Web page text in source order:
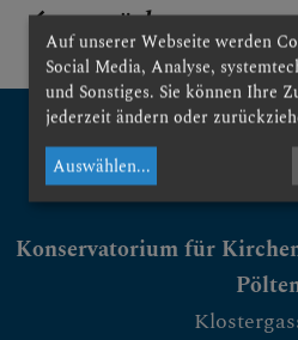
zurück
Konservatorium für
Auf unserer Webseite werden
Social Media, Analyse,
und Sonstiges. Sie können Ihre
jederzeit ändern oder
Auswählen...